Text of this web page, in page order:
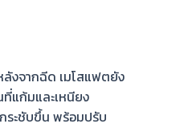
ลังจากฉีด เมโสแฟตยัง
ที่แก้มและเหนียง
กระชับขึ้น พร้อมปรับ